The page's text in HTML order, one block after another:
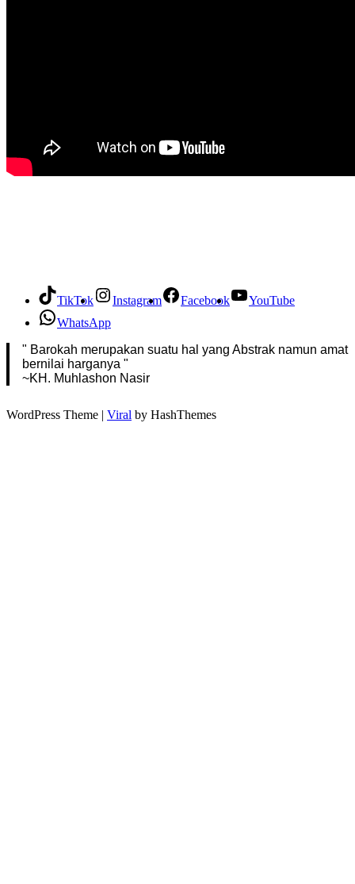
TikTok Instagram Facebook
YouTube
WhatsApp
" Barokah merupakan suatu hal yang Abstrak namun amat
bernilai harganya "
~KH. Muhlashon Nasir
WordPress Theme | Viral by HashThemes